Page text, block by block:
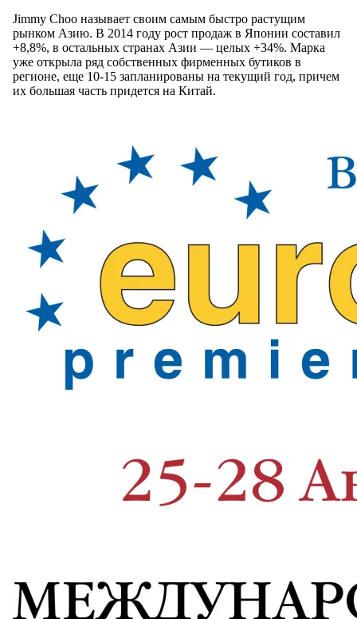
Jimmy Choo называет своим самым быстро растущим
рынком Азию. В 2014 году рост продаж в Японии составил
+8,8%, в остальных странах Азии — целых +34%. Марка
уже открыла ряд собственных фирменных бутиков в
регионе, еще 10-15 запланированы на текущий год, причем
их большая часть придется на Китай.